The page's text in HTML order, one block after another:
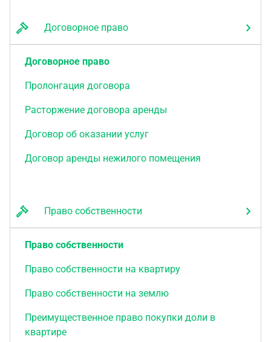
Договорное право
Договорное право
Пролонгация договора
Расторжение договора аренды
Договор об оказании услуг
Договор аренды нежилого помещения
Право собственности
Право собственности
Право собственности на квартиру
Право собственности на землю
Преимущественное право покупки доли в
квартире